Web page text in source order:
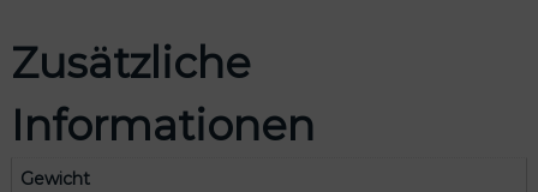
Zusätzliche
Informationen
Gewicht